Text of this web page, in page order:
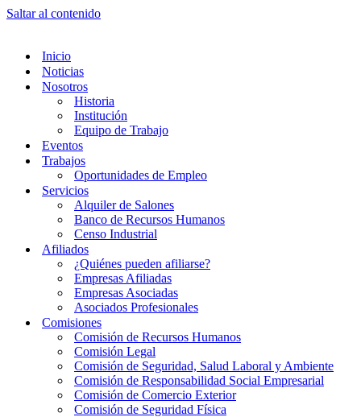
Saltar al contenido
Inicio
Noticias
Nosotros
Historia
Institución
Equipo de Trabajo
Eventos
Trabajos
Oportunidades de Empleo
Servicios
Alquiler de Salones
Banco de Recursos Humanos
Censo Industrial
Afiliados
¿Quiénes pueden afiliarse?
Empresas Afiliadas
Empresas Asociadas
Asociados Profesionales
Comisiones
Comisión de Recursos Humanos
Comisión Legal
Comisión de Seguridad, Salud Laboral y Ambiente
Comisión de Responsabilidad Social Empresarial
Comisión de Comercio Exterior
Comisión de Seguridad Física